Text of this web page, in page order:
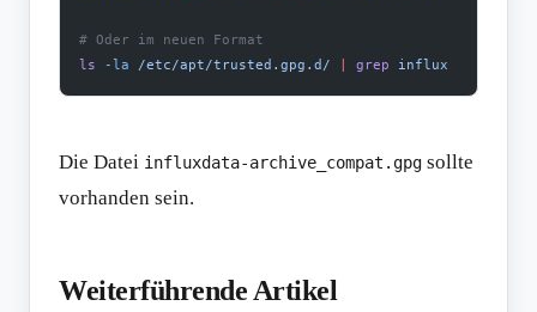
# Oder im neuen Format
ls -la /etc/apt/trusted.gpg.d/ grep influx
Die Datei influxdata-archive_compat.gpg sollte
vorhanden sein.
Weiterführende Artikel